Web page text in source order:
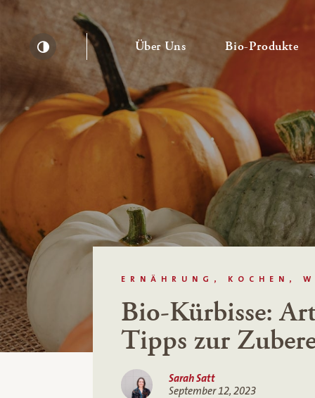
Kontrast erhöhen
Über Uns— UntermenüBio-Produkte—
ERNÄHRUNG, KOCHEN,
Bio-Kürbisse:
Tipps zur
Sarah Satt
September 12, 2023